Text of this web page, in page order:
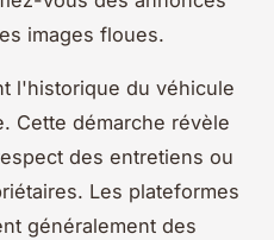
images floues.
l'historique du véhicule
Cette démarche révèle
des entretiens ou
Les plateformes
généralement des